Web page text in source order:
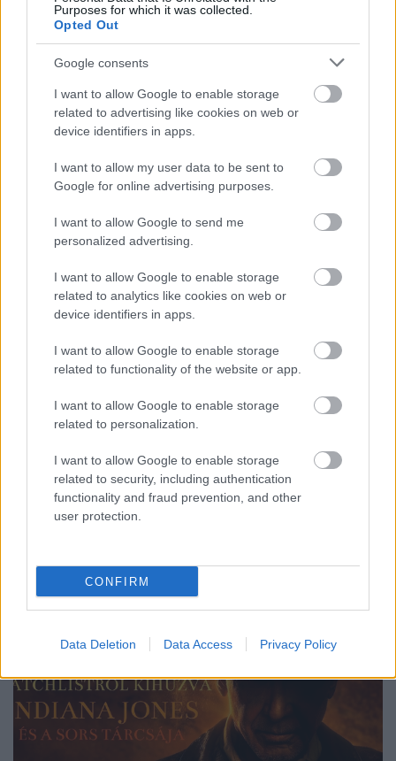
Purposes for which it was collected.
Opted Out
Google consents
I want to allow Google to enable storage
related to advertising like cookies on web or
device identifiers in apps.
I want to allow my user data to be sent to
Google for online advertising purposes.
I want to allow Google to send me
personalized advertising.
I want to allow Google to enable storage
related to analytics like cookies on web or
device identifiers in apps.
I want to allow Google to enable storage
related to functionality of the website or app.
I want to allow Google to enable storage
related to personalization.
I want to allow Google to enable storage
related to security, including authentication
functionality and fraud prevention, and other
user protection.
CONFIRM
Data Deletion Data Access Privacy Policy
Egzisztenciális válság még nem volt
Barbenheimer 1. felvonás
Bevallom, nekem sosem volt a címben megnevezett
játékbabám, én a legosok közé tartoztam. De
megértem azokat a kislányokat, akik Barbiejukkal
teáznak, álomházat építenek neki, különféle ruhákba
öltöztetik, elviszik autózni és akár másik
alteregójukkal, vagy valamelyik Kennel is